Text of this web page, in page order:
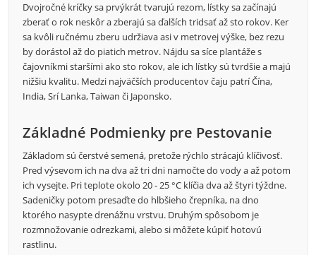
Dvojročné kríčky sa prvýkrát tvarujú rezom, lístky sa začínajú
zberať o rok neskôr a zberajú sa ďalších tridsať až sto rokov. Ker
sa kvôli ručnému zberu udržiava asi v metrovej výške, bez rezu
by dorástol až do piatich metrov. Nájdu sa síce plantáže s
čajovníkmi staršími ako sto rokov, ale ich lístky sú tvrdšie a majú
nižšiu kvalitu. Medzi najväčších producentov čaju patrí Čína,
India, Srí Lanka, Taiwan či Japonsko.
Základné Podmienky pre Pestovanie
Základom sú čerstvé semená, pretože rýchlo strácajú klíčivosť.
Pred výsevom ich na dva až tri dni namočte do vody a až potom
ich vysejte. Pri teplote okolo 20 - 25 °C klíčia dva až štyri týždne.
Sadeničky potom presaďte do hlbšieho črepníka, na dno
ktorého nasypte drenážnu vrstvu. Druhým spôsobom je
rozmnožovanie odrezkami, alebo si môžete kúpiť hotovú
rastlinu.